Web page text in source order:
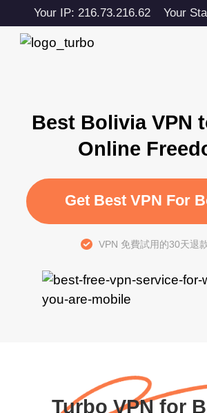
Your IP: 216.73.216.62 Your
Best Bolivia VPN
Online
Get Best VPN For
VPN 免費試用的30天退
Turbo VPN for